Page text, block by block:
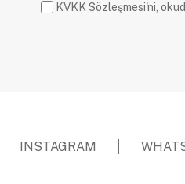
KVKK Sözleşmesi'ni,
INSTAGRAM